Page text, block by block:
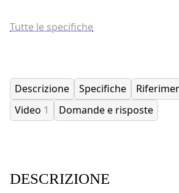
Tutte le specifiche
Descrizione Specifiche
Video 1 Domande e risposte
DESCRIZIONE